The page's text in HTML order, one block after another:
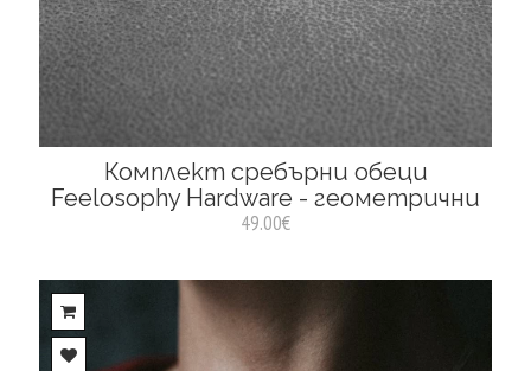
Комплект сребърни обеци
Feelosophy Hardware - геометрични
49.00€